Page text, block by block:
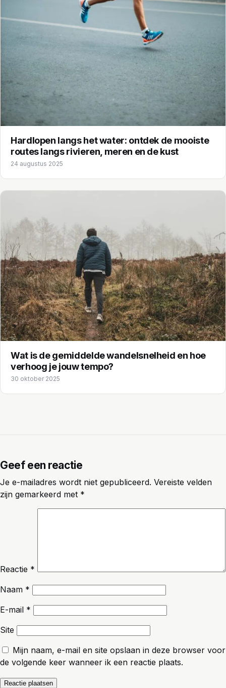
Hardlopen langs het water: ontdek de mooiste
routes langs rivieren, meren en de kust
24 augustus 2025
Wat is de gemiddelde wandelsnelheid en hoe
verhoog je jouw tempo?
30 oktober 2025
Geef een reactie
Je e-mailadres wordt niet gepubliceerd. Vereiste velden
zijn gemarkeerd met *
Reactie *
Naam *
E-mail *
Site
Mijn naam, e-mail en site opslaan in deze browser voor
de volgende keer wanneer ik een reactie plaats.